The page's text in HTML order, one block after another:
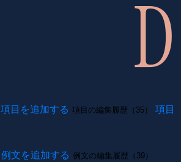
項目を追加する 項目の編集履歴（35）
項目
例文を追加する 例文の編集履歴（39）